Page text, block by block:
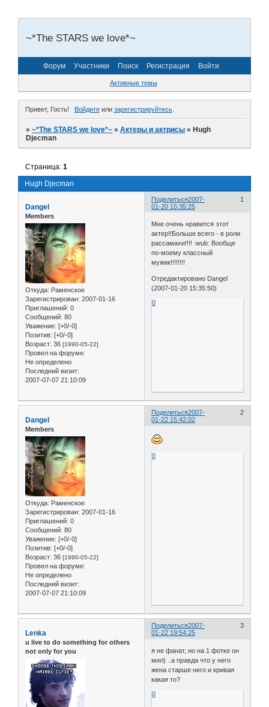
~*The STARS we love*~
Форум Участники Поиск Регистрация Войти
Активные темы
Привет, Гость! Войдитеили зарегистрируйтесь.
»~*The STARS we love*~ »Актеры и актрисы »Hugh
Djecman
Hugh Djecman
Страница:1
Поделиться 1
2007-
01-20 15:35:25
Dangel
Members
Откуда: Раменское
Зарегистрирован: 2007-01-16
Приглашений: 0
Сообщений: 80
Уважение: [+0/-0]
Позитив: [+0/-0]
Возраст: 36 [1990-05-22]
Провел на форуме:
Не определено
Последний визит:
2007-07-07 21:10:09
Мне очень нравится этот
актер!!Больше всего - в роли
рассамахи!!!! :wub: Вообще
по-моему классный
мужик!!!!!!!!
Отредактировано Dangel
(2007-01-20 15:35:50)
0
Поделиться 2
2007-
01-22 15:42:02
Dangel
Members
Откуда: Раменское
Зарегистрирован: 2007-01-16
Приглашений: 0
Сообщений: 80
Уважение: [+0/-0]
Позитив: [+0/-0]
Возраст: 36 [1990-05-22]
Провел на форуме:
Не определено
Последний визит:
2007-07-07 21:10:09
0
Поделиться 3
2007-
01-22 19:54:25
Lenka
u live to do something for others
not only for you
я не фанат, но на 1 фотке он
мил) ..а правда что у него
жена старше него и кривая
какая то?
0